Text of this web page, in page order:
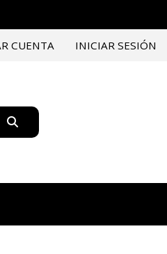
CUENTA INICIAR SESIÓN